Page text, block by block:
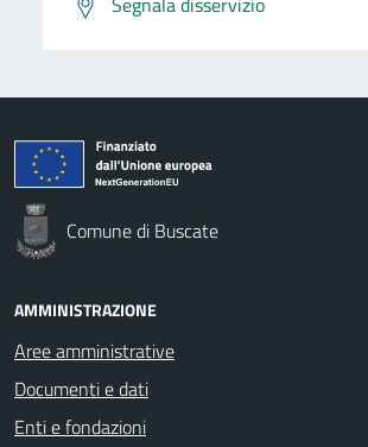
Comune di Buscate
AMMINISTRAZIONE
Aree amministrative
Documenti e dati
Enti e fondazioni